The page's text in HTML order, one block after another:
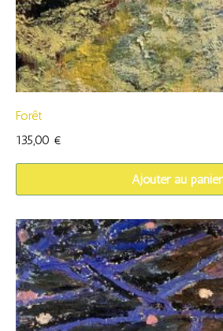
Forêt
135,00 €
Ajouter au panier